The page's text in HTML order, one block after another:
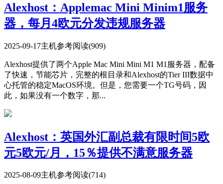
Alexhost：Applemac Mini Minim1服务
器，每月4欧元分发违规服务器
2025-09-17主机参考阅读(909)
Alexhost提供了两个Apple Mac Mini Mini M1 M1服务器，配备
了快速，节能芯片，完整的根目录和Alexhost的Tier III数据中
心托管的稳定MacOS环境。但是，您需要一个TG号码，因
此，如果没有一个数字，那...
Alexhost：英国外汇副总裁有限时间5欧
元5欧元/月，15％提供不满意服务器
2025-08-09主机参考阅读(714)